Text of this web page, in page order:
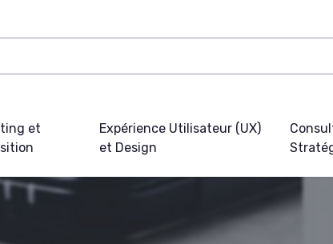
et
Expérience Utilisateur (UX)
et Design